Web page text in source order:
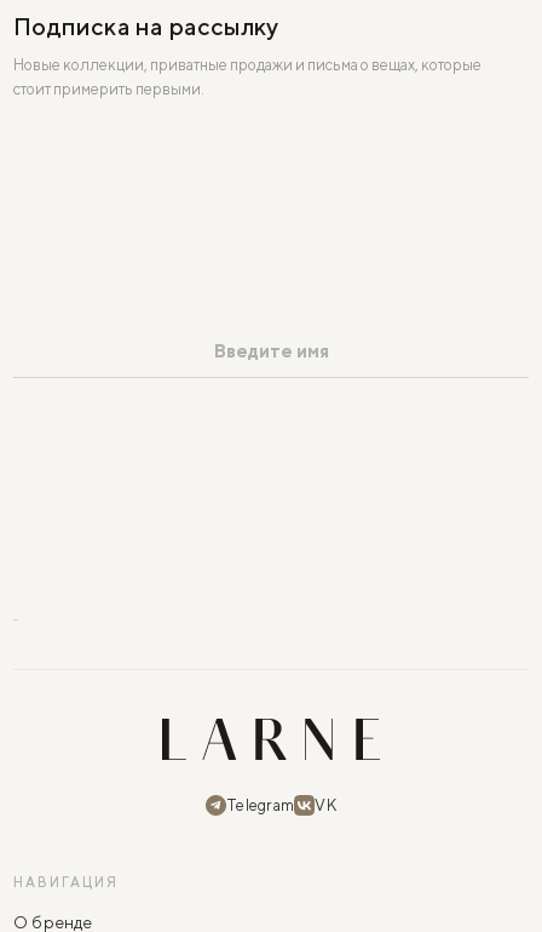
Подписка на рассылку
Новые коллекции, приватные продажи и письма о вещах, которые
стоит примерить первыми.
Telegram VK
НАВИГАЦИЯ
О бренде